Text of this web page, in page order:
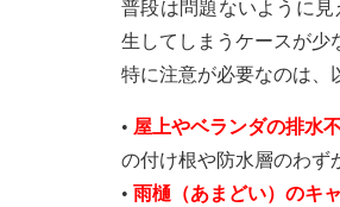
普段は問題ないように
生してしまうケースが少
特に注意が必要なのは、
• 屋上やベランダの排水
の付け根や防水層のわず
•雨樋（あまどい）のキ